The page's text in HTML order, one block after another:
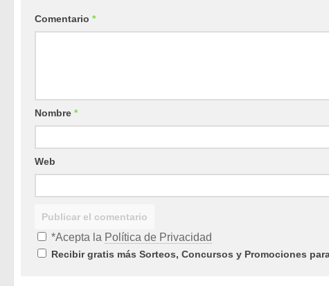
Comentario *
Nombre *
Web
*Acepta la Política de Privacidad
Recibir gratis más Sorteos, Concursos y Promociones